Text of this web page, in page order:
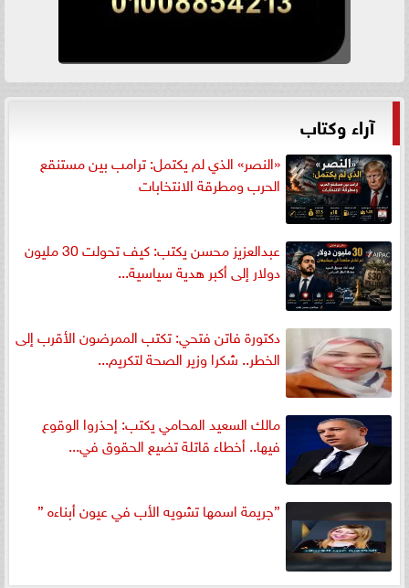
آراء وكتاب
«النصر» الذي لم يكتمل: ترامب بين مستنقع
الحرب ومطرقة الانتخابات
عبدالعزيز محسن يكتب: كيف تحولت 30 مليون
دولار إلى أكبر هدية سياسية...
دكتورة فاتن فتحي: تكتب الممرضون الأقرب إلى
الخطر.. شكرا وزير الصحة لتكريم...
مالك السعيد المحامي يكتب: إحذروا الوقوع
فيها.. أخطاء قاتلة تضيع الحقوق في...
”جريمة اسمها تشويه الأب في عيون أبناءه ”